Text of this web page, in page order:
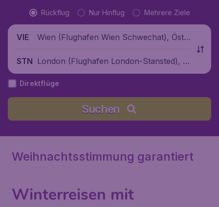
Rückflug Nur Hinflug Mehrere Ziele
VIE
Wien (Flughafen Wien Schwechat), Öste
STN London (Flughafen London-Stansted), V
ereinigtes Königreich
Direktflüge
Suchen
Weihnachtsstimmung garantiert
Winterreisen mit